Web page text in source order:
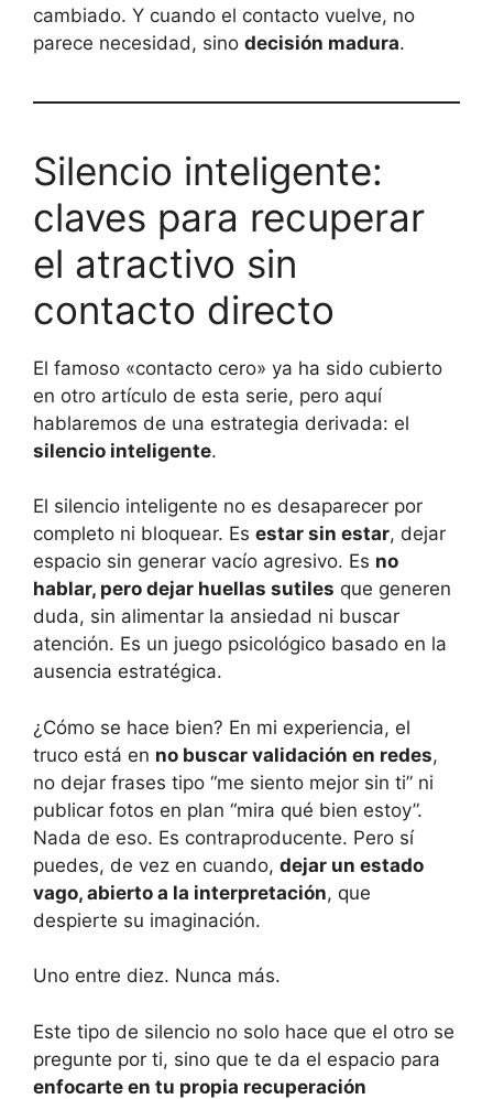
cambiado. Y cuando el contacto vuelve, no
parece necesidad, sino decisión madura.
Silencio inteligente:
claves para recuperar
el atractivo sin
contacto directo
El famoso «contacto cero» ya ha sido cubierto
en otro artículo de esta serie, pero aquí
hablaremos de una estrategia derivada: el
silencio inteligente.
El silencio inteligente no es desaparecer por
completo ni bloquear. Es estar sin estar, dejar
espacio sin generar vacío agresivo. Es no
hablar, pero dejar huellas sutiles que generen
duda, sin alimentar la ansiedad ni buscar
atención. Es un juego psicológico basado en la
ausencia estratégica.
¿Cómo se hace bien? En mi experiencia, el
truco está en no buscar validación en redes,
no dejar frases tipo “me siento mejor sin ti” ni
publicar fotos en plan “mira qué bien estoy”.
Nada de eso. Es contraproducente. Pero sí
puedes, de vez en cuando, dejar un estado
vago, abierto a la interpretación, que
despierte su imaginación.
Uno entre diez. Nunca más.
Este tipo de silencio no solo hace que el otro se
pregunte por ti, sino que te da el espacio para
enfocarte en tu propia recuperación